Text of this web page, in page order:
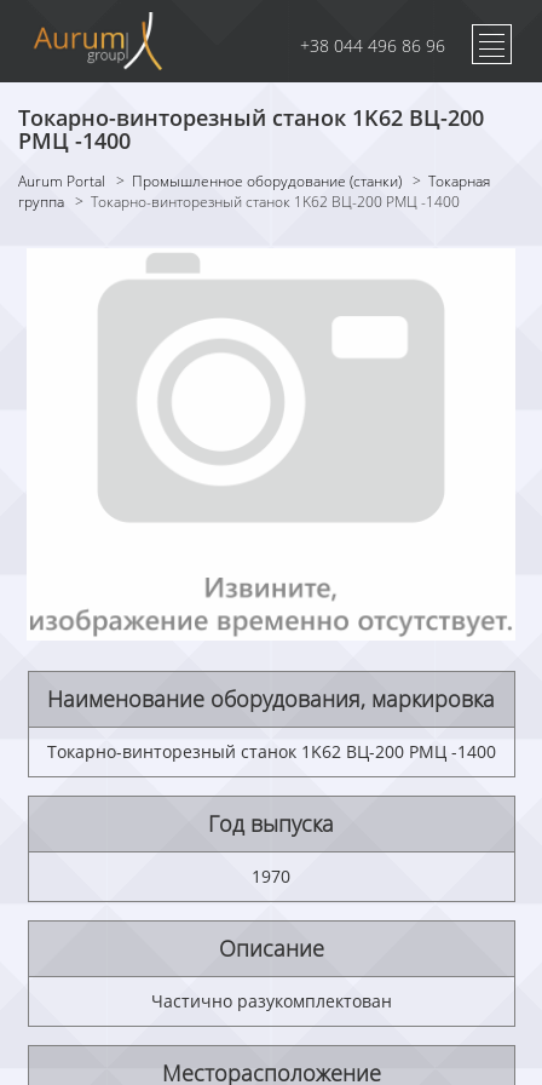
+38 044 496 86 96
Токарно-винторезный станок 1K62 ВЦ-200
РМЦ -1400
Aurum Portal > Промышленное оборудование (станки) > Токарная
группа > Токарно-винторезный станок 1K62 ВЦ-200 РМЦ -1400
Наименование оборудования, маркировка
Токарно-винторезный станок 1K62 ВЦ-200 РМЦ -1400
Год выпуска
1970
Описание
Частично разукомплектован
Месторасположение